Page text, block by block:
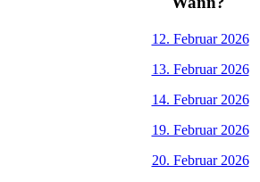
12. Februar 2026
13. Februar 2026
14. Februar 2026
19. Februar 2026
20. Februar 2026